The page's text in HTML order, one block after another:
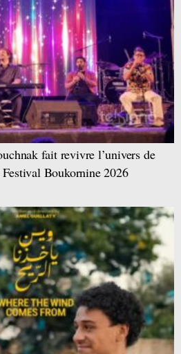
fait revivre l’univers de
Boukornine 2026